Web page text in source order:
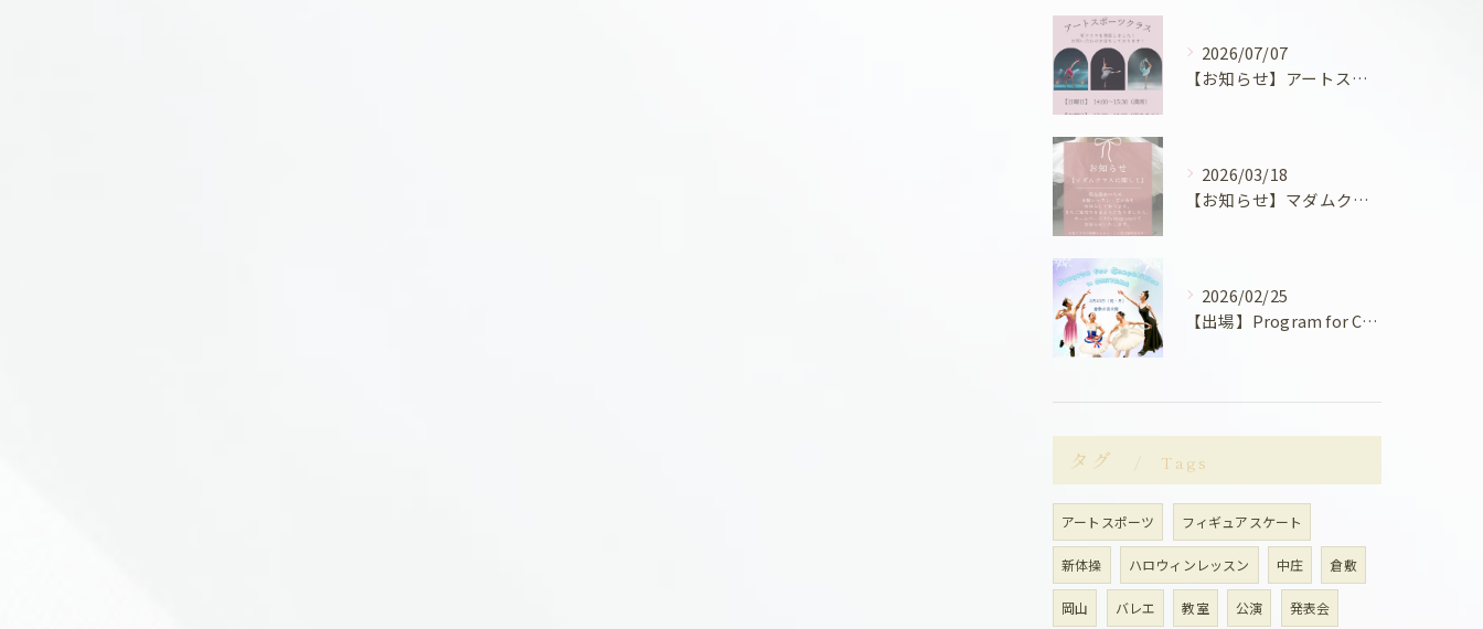
2026/07/07
【お知らせ】アートスポーツクラス関して
2026/03/18
【お知らせ】マダムクラスに関して
2026/02/25
【出場】Program for Competition in OKAYAMAに出場しました！
タグ Tags
アートスポーツ フィギュアスケート
新体操 ハロウィンレッスン 中庄 倉敷
岡山 バレエ 教室 公演 発表会